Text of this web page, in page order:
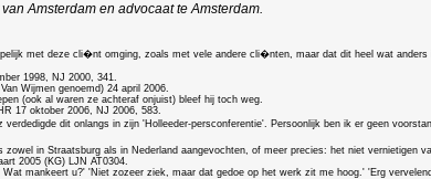
Amsterdam en advocaat te Amsterdam.
met deze cli�nt omging, zoals met vele andere cli�nten, maar dat dit heel wat
1998, NJ 2000, 341.
Wijmen genoemd) 24 april 2006.
(ook al waren ze achteraf onjuist) bleef hij toch weg.
17 oktober 2006, NJ 2006, 583.
dit onlangs in zijn 'Holleeder-persconferentie'. Persoonlijk ben ik er geen
in Straatsburg als in Nederland aangevochten, of meer precies: het niet vernietigen
2005 (KG) LJN AT0304.
mankeert u?' 'Niet zozeer ziek, maar dat gedoe op het werk zit me hoog.' 'Erg